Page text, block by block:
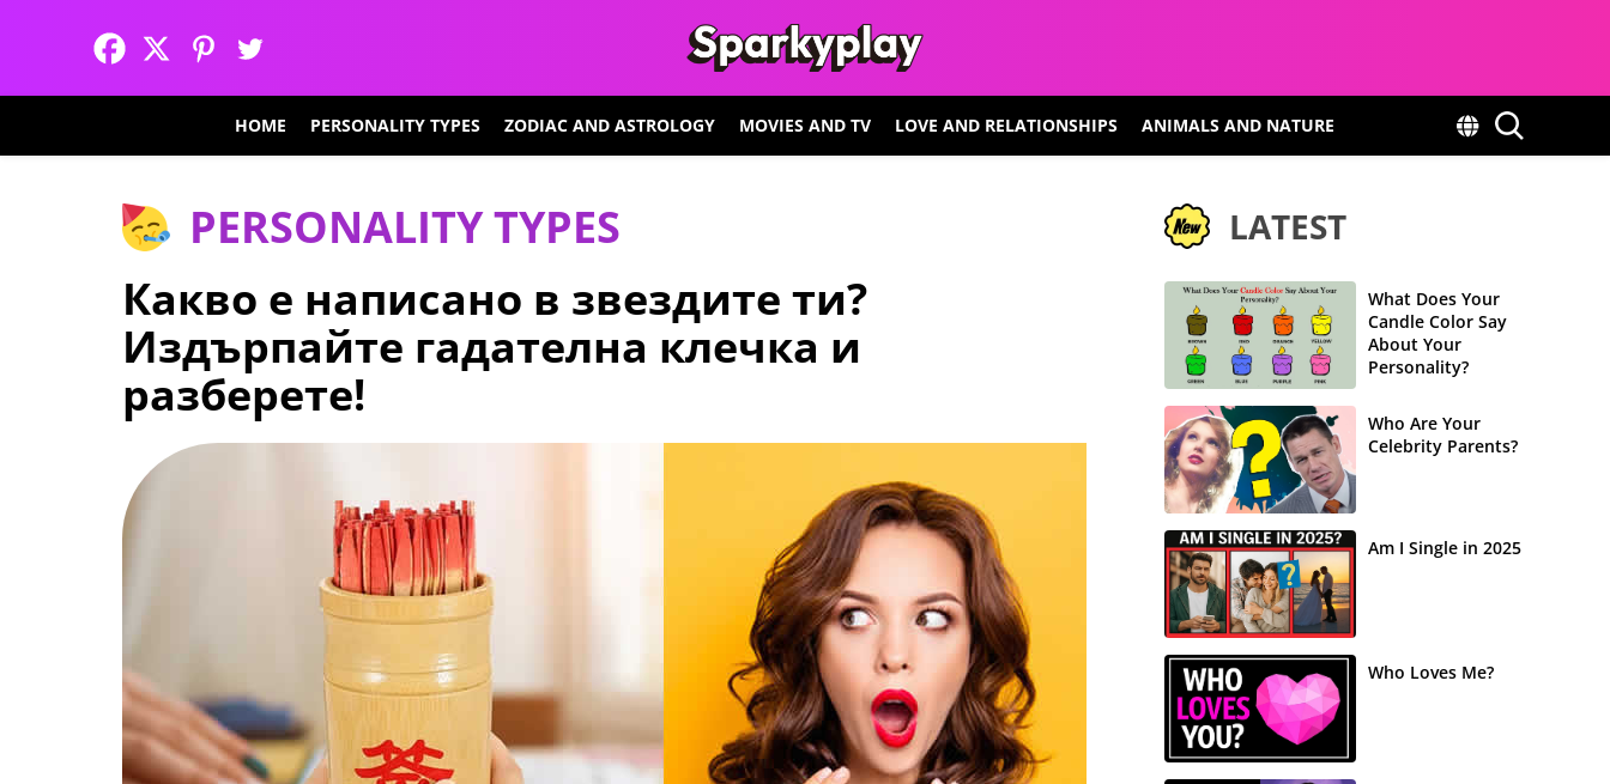
HOME PERSONALITY TYPES ZODIAC AND ASTROLOGY MOVIES AND TV LOVE AND RELATIONSHIPS ANIMALS AND NATURE
PERSONALITY TYPES
Какво е написано в звездите ти?
Издърпайте гадателна клечка и
разберете!
LATEST
What Does Your
Candle Color Say
About Your
Personality?
Who Are Your
Celebrity Parents?
Am I Single in 2025
Who Loves Me?